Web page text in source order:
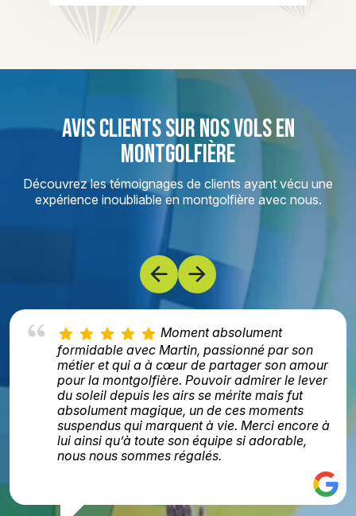
AVIS CLIENTS SUR NOS VOLS EN
MONTGOLFIÈRE
Découvrez les témoignages de clients ayant vécu une
expérience inoubliable en montgolfière avec nous.
Moment absolument
formidable avec Martin, passionné par son
métier et qui a à cœur de partager son amour
pour la montgolfière. Pouvoir admirer le lever
du soleil depuis les airs se mérite mais fut
absolument magique, un de ces moments
suspendus qui marquent à vie. Merci encore à
lui ainsi qu’à toute son équipe si adorable,
nous nous sommes régalés.